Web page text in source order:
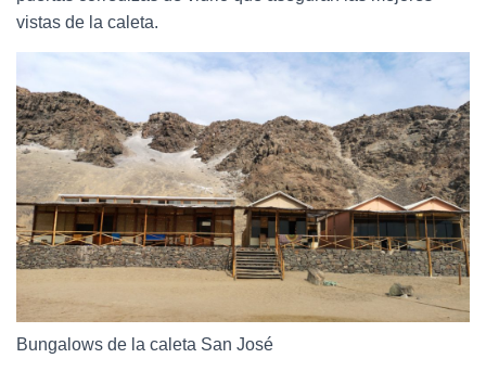
vistas de la caleta.
Bungalows de la caleta San José